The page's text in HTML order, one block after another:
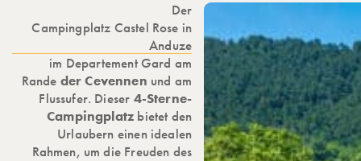
Der
Campingplatz Castel Rose in
Anduze
im Departement Gard am
Rande der Cevennen und am
Flussufer. Dieser 4-Sterne-
Campingplatz bietet den
Urlaubern einen idealen
Rahmen, um die Freuden des